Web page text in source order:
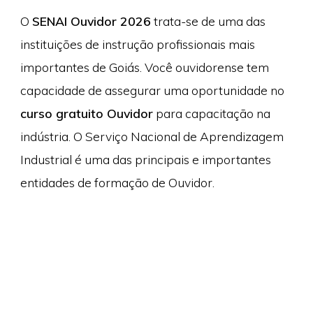
O SENAI Ouvidor 2026 trata-se de uma das
instituições de instrução profissionais mais
importantes de Goiás. Você ouvidorense tem
capacidade de assegurar uma oportunidade no
curso gratuito Ouvidorpara capacitação na
indústria. O Serviço Nacional de Aprendizagem
Industrial é uma das principais e importantes
entidades de formação de Ouvidor.